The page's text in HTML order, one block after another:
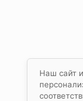
Наш сайт